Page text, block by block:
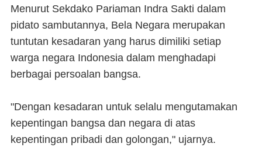
Menurut Sekdako Pariaman Indra Sakti dalam
pidato sambutannya, Bela Negara merupakan
tuntutan kesadaran yang harus dimiliki setiap
warga negara Indonesia dalam menghadapi
berbagai persoalan bangsa.
"Dengan kesadaran untuk selalu mengutamakan
kepentingan bangsa dan negara di atas
kepentingan pribadi dan golongan," ujarnya.